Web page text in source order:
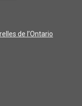
de l’Ontario